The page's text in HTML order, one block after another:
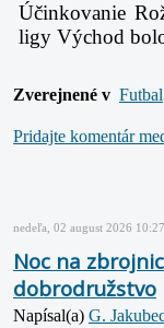
Účinkovanie
ligy Východ
Zverejnené v Futbal
Pridajte komentár
nedeľa, 02 august 2026 10:27
Noc na
dobrodružstvo
Napísal(a) G.